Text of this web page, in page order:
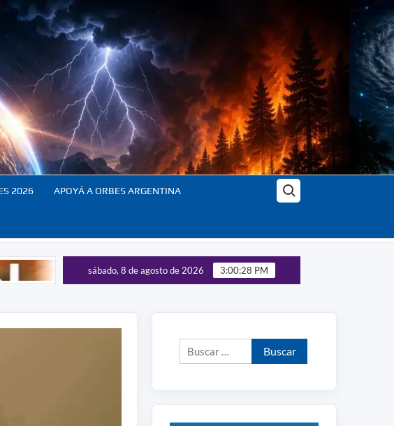
2026 APOYÁ A ORBES ARGENTINA
Buscar:
sábado, 8 de agosto de 2026 3:00:29 PM
Buscar: